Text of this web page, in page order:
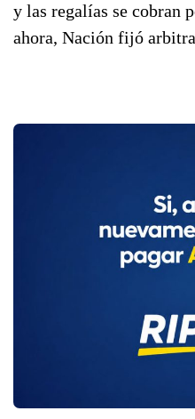
y las regalías se cobran
ahora, Nación fijó